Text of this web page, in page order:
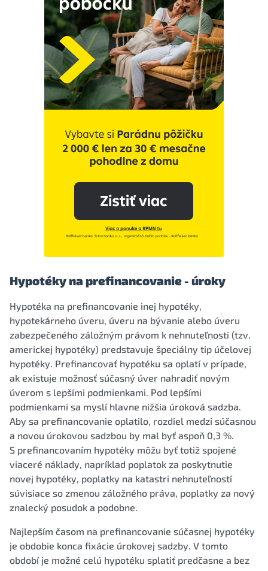
Hypotéky na prefinancovanie - úroky
Hypotéka na prefinancovanie inej hypotéky,
hypotekárneho úveru, úveru na bývanie alebo úveru
zabezpečeného záložným právom k nehnuteľnosti (tzv.
americkej hypotéky) predstavuje špeciálny tip účelovej
hypotéky. Prefinancovať hypotéku sa oplatí v prípade,
ak existuje možnosť súčasný úver nahradiť novým
úverom s lepšími podmienkami. Pod lepšími
podmienkami sa myslí hlavne nižšia úroková sadzba.
Aby sa prefinancovanie oplatilo, rozdiel medzi súčasnou
a novou úrokovou sadzbou by mal byť aspoň 0,3 %.
S prefinancovaním hypotéky môžu byť totiž spojené
viaceré náklady, napríklad poplatok za poskytnutie
novej hypotéky, poplatky na katastri nehnuteľností
súvisiace so zmenou záložného práva, poplatky za nový
znalecký posudok a podobne.
Najlepším časom na prefinancovanie súčasnej hypotéky
je obdobie konca fixácie úrokovej sadzby. V tomto
období je možné celú hypotéku splatiť predčasne a bez